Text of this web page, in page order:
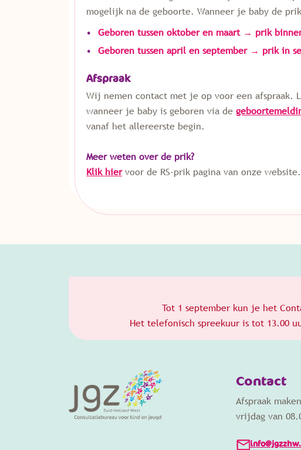
mogelijk na de geboorte. Wanneer je baby de
Geboren tussen oktober en maart → prik
Geboren tussen april en september → prik in
Afspraak
Wij nemen contact met je op voor een afspraak.
wanneer je baby is geboren via de
vanaf het allereerste begin.
Meer weten over de prik?
Klik hiervoor de RS-prik pagina van onze website.
Tot 1 september kun je het
Het telefonisch spreekuur is tot 13.00
Contact
Afspraak
vrijdag van